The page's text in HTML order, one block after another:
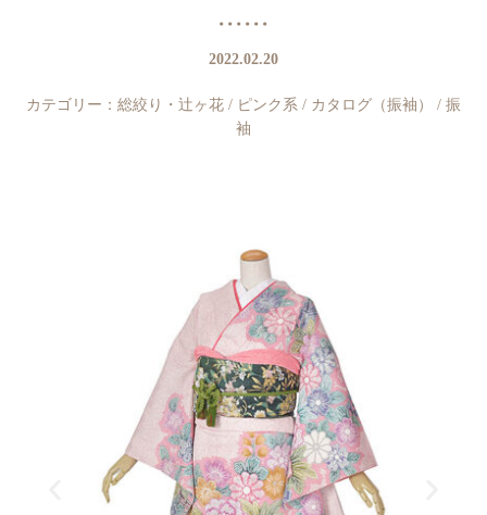
2022.02.20
カテゴリー： 総絞り・辻ヶ花 / ピンク系 / カタログ（振袖） / 振
袖